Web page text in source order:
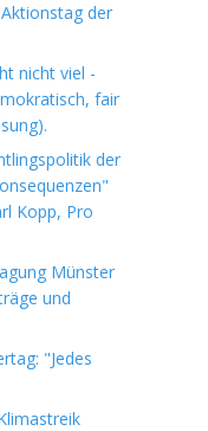
der
nicht viel -
fair
der
Kopp, Pro
Münster
und
"Jedes